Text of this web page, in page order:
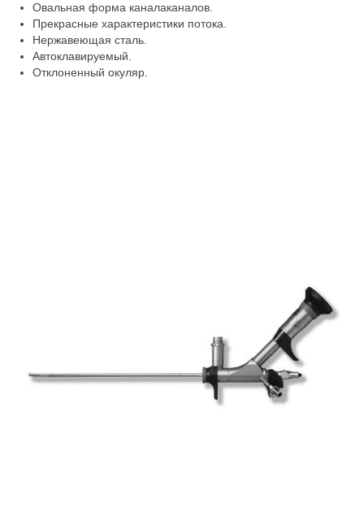
Овальная форма каналаканалов.
Прекрасные характеристики потока.
Нержавеющая сталь.
Автоклавируемый.
Отклоненный окуляр.